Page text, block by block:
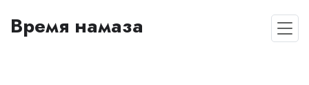
Время намаза